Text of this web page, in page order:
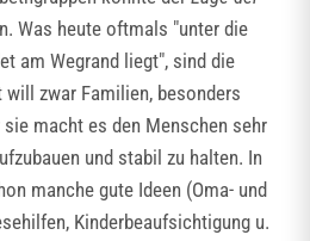
Was heute oftmals "unter die
am Wegrand liegt", sind die
zwar Familien, besonders
macht es den Menschen sehr
und stabil zu halten. In
manche gute Ideen (Oma- und
Kinderbeaufsichtigung u.